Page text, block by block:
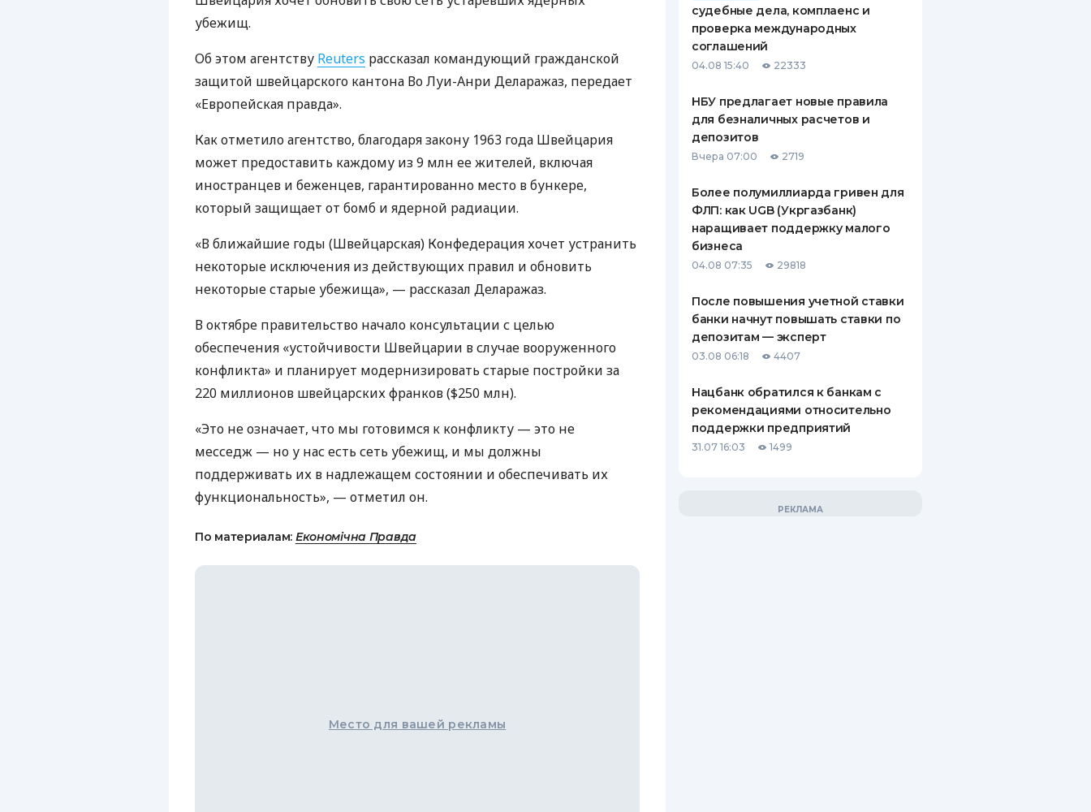
БАНКОВСКИМ КАРТАМ
ПУТЕВОДИТЕЛИ ПО
СТРАХОВАНИЮ
СТРАХОВЫЕ КОМПАНИИ
ОТЗЫВЫ О СТРАХОВЫХ
КОМПАНИЯХ
ДОСТАВКА И ОПЛАТА
убежищ.
Об этом агентству Reuters рассказал командующий гражданской
защитой швейцарского кантона Во Луи-Анри Деларажаз, передает
«Европейская правда».
Как отметило агентство, благодаря закону 1963 года Швейцария
может предоставить каждому из 9 млн ее жителей, включая
иностранцев и беженцев, гарантированно место в бункере,
который защищает от бомб и ядерной радиации.
«В ближайшие годы (Швейцарская) Конфедерация хочет устранить
некоторые исключения из действующих правил и обновить
некоторые старые убежища», — рассказал Деларажаз.
В октябре правительство начало консультации с целью
обеспечения «устойчивости Швейцарии в случае вооруженного
конфликта» и планирует модернизировать старые постройки за
220 миллионов швейцарских франков ($250 млн).
«Это не означает, что мы готовимся к конфликту — это не
месседж — но у нас есть сеть убежищ, и мы должны
поддерживать их в надлежащем состоянии и обеспечивать их
функциональность», — отметил он.
По материалам: Економічна Правда
Место для вашей рекламы
судебные дела, комплаенс и
проверка международных
соглашений
04.08 15:40 22333
НБУ предлагает новые правила
для безналичных расчетов и
депозитов
Вчера 07:00 2719
Более полумиллиарда гривен для
ФЛП: как UGB (Укргазбанк)
наращивает поддержку малого
бизнеса
04.08 07:35 29818
После повышения учетной ставки
банки начнут повышать ставки по
депозитам — эксперт
03.08 06:18 4407
Нацбанк обратился к банкам с
рекомендациями относительно
поддержки предприятий
31.07 16:03 1499